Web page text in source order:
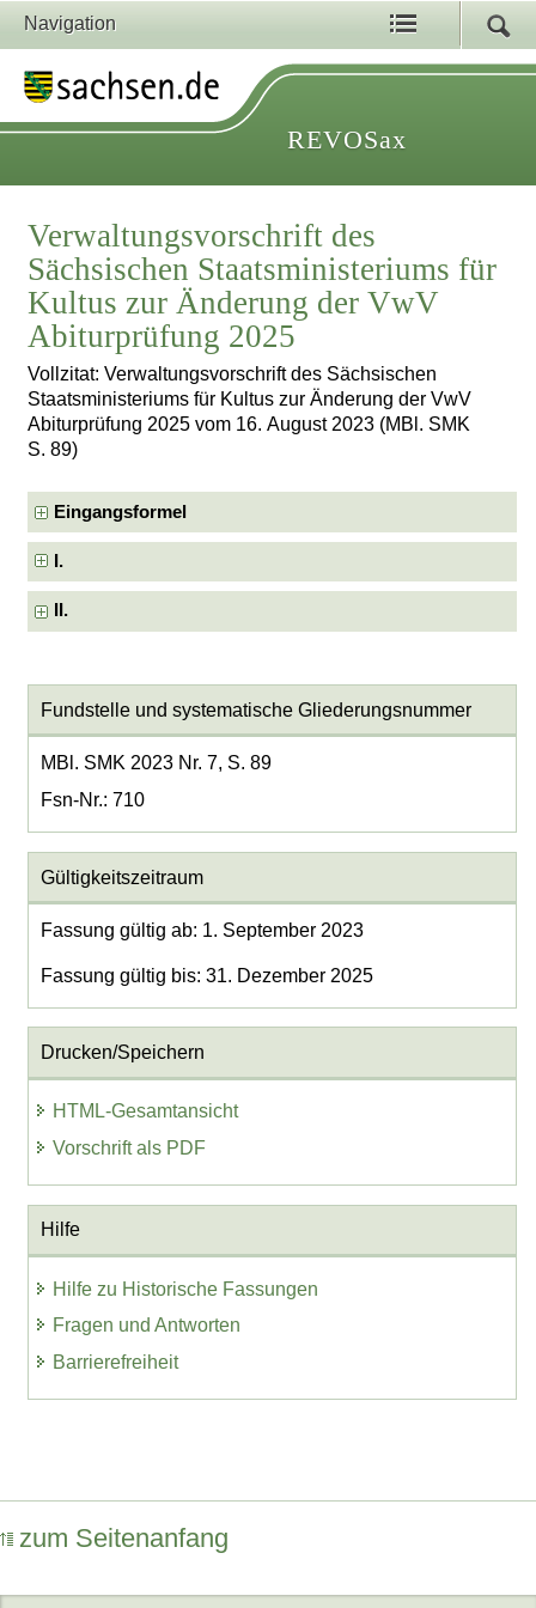
Navigation
REVOSax
Verwaltungsvorschrift des
Sächsischen Staatsministeriums für
Kultus zur Änderung der VwV
Abiturprüfung 2025
Vollzitat: Verwaltungsvorschrift des Sächsischen
Staatsministeriums für Kultus zur Änderung der VwV
Abiturprüfung 2025 vom 16. August 2023 (MBl. SMK
S. 89)
Eingangsformel
I.
II.
Fundstelle und systematische Gliederungsnummer
MBl. SMK 2023 Nr. 7, S. 89
Fsn-Nr.: 710
Gültigkeitszeitraum
Fassung gültig ab: 1. September 2023
Fassung gültig bis: 31. Dezember 2025
Drucken/Speichern
HTML-Gesamtansicht
Vorschrift als PDF
Hilfe
Hilfe zu Historische Fassungen
Fragen und Antworten
Barrierefreiheit
zum Seitenanfang